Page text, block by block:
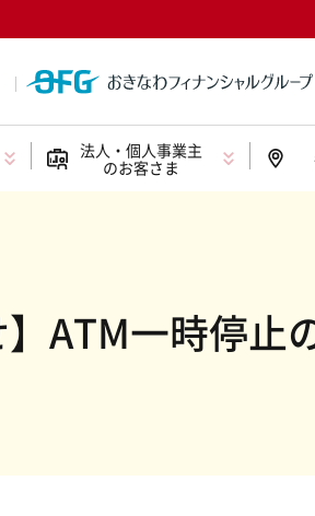
法人・個人事業主
のお客さま
】ATM一時停止